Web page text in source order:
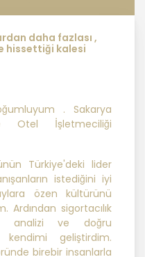
Kuralına Uygun
PAZARLAMA
hareket
kapsamda,
dikkate
işleme
daha fazlası ,
hissettiği kalesi
. Sakarya
Otel İşletmeciliği
Türkiye'deki lider
istediğini iyi
özen kültürünü
sigortacılık
analizi ve doğru
kendimi geliştirdim.
birebir insanlarla